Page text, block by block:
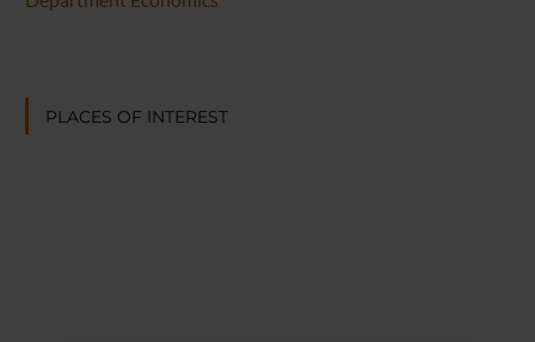
PLACES OF INTEREST